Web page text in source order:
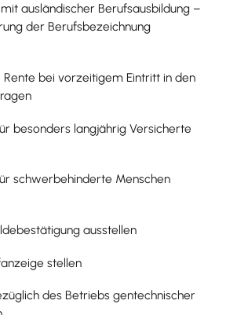
ausländischer Berufsausbildung –
der Berufsbezeichnung
bei vorzeitigem Eintritt in den
besonders langjährig Versicherte
schwerbehinderte Menschen
ausstellen
stellen
des Betriebs gentechnischer